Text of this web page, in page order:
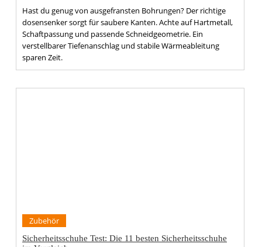
Hast du genug von ausgefransten Bohrungen? Der richtige
dosensenker sorgt für saubere Kanten. Achte auf Hartmetall,
Schaftpassung und passende Schneidgeometrie. Ein
verstellbarer Tiefenanschlag und stabile Wärmeableitung
sparen Zeit.
Zubehör
Sicherheitsschuhe Test: Die 11 besten Sicherheitsschuhe